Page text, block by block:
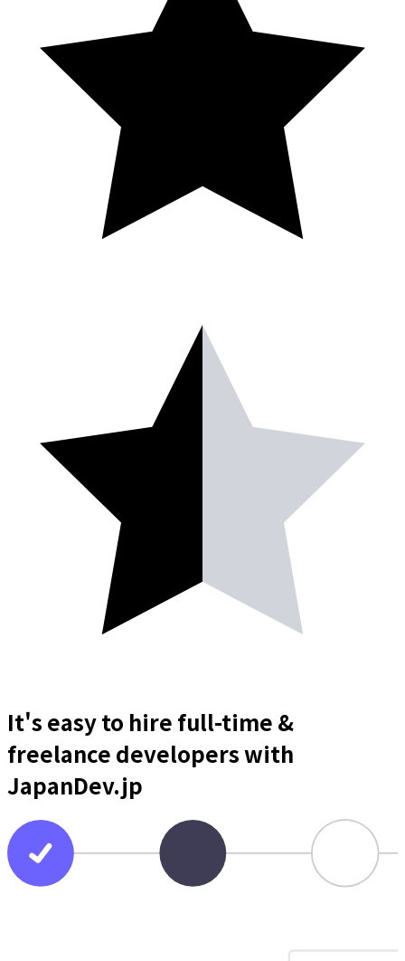
It's easy to hire full-time &
freelance developerswith
JapanDev.jp